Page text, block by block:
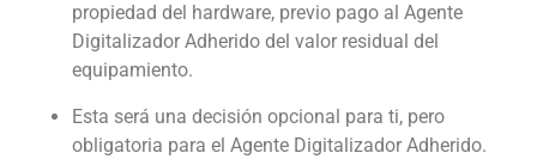
propiedad del hardware, previo pago al Agente
Digitalizador Adherido del valor residual del
equipamiento.
Esta será una decisión opcional para ti, pero
obligatoria para el Agente Digitalizador Adherido.